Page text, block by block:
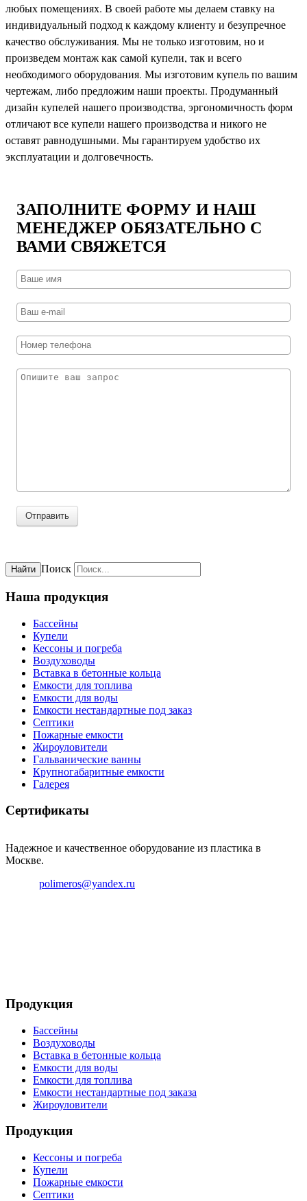
любых помещениях. В своей работе мы делаем ставку на
индивидуальный подход к каждому клиенту и безупречное
качество обслуживания. Мы не только изготовим, но и
произведем монтаж как самой купели, так и всего
необходимого оборудования. Мы изготовим купель по вашим
чертежам, либо предложим наши проекты. Продуманный
дизайн купелей нашего производства, эргономичность форм
отличают все купели нашего производства и никого не
оставят равнодушными. Мы гарантируем удобство их
эксплуатации и долговечность.
ЗАПОЛНИТЕ ФОРМУ И НАШ
МЕНЕДЖЕР ОБЯЗАТЕЛЬНО С
ВАМИ СВЯЖЕТСЯ
Отправить
Найти Поиск
Наша продукция
Бассейны
Купели
Кессоны и погреба
Воздуховоды
Вставка в бетонные кольца
Емкости для топлива
Емкости для воды
Емкости нестандартные под заказ
Септики
Пожарные емкости
Жироуловители
Гальванические ванны
Крупногабаритные емкости
Галерея
Сертификаты
Надежное и качественное оборудование из пластика в
Москве.
polimeros@yandex.ru
Продукция
Бассейны
Воздуховоды
Вставка в бетонные кольца
Емкости для воды
Емкости для топлива
Емкости нестандартные под заказа
Жироуловители
Продукция
Кессоны и погреба
Купели
Пожарные емкости
Септики